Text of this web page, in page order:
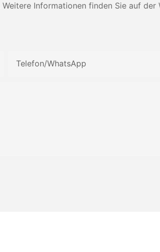
Informationen finden Sie auf der
Telefon/WhatsApp